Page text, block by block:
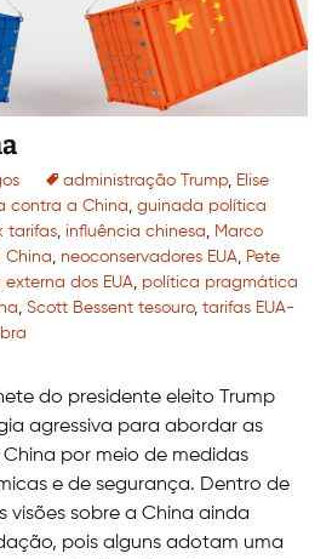
administração Trump, Elise
contra a China, guinada política
tarifas, influência chinesa, Marco
China, neoconservadores EUA, Pete
externa dos EUA, política pragmática
, Scott Bessent tesouro, tarifas EUA-
do presidente eleito Trump
agressiva para abordar as
por meio de medidas
e de segurança. Dentro de
visões sobre a China ainda
pois alguns adotam uma